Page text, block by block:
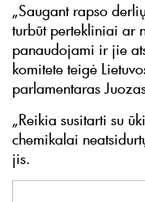
„Saugant rapso
turbūt pertekliniai ar
panaudojami ir jie
komitete teigė
parlamentaras
„Reikia susitarti su
chemikalai
jis.